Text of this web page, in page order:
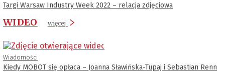
Targi Warsaw Industry Week 2022 – relacja zdjęciowa
WIDEO więcej
Wiadomości
Kiedy MOBOT się opłaca – Joanna Sławińska-Tupaj i Sebastian Renn